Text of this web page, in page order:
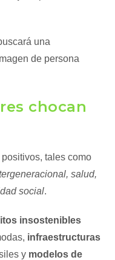
una
de persona
chocan
positivos, tales como
salud,
social.
insostenibles
infraestructuras
y modelos de